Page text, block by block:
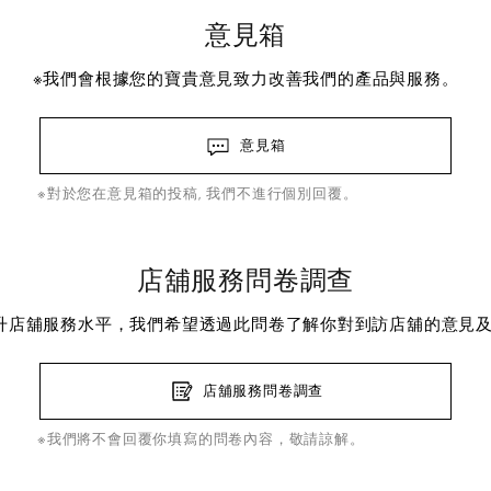
意見箱
※我們會根據您的寶貴意見致力改善我們的產品與服務。
意見箱
※對於您在意見箱的投稿, 我們不進行個別回覆。
店舖服務問卷調查
店舖服務水平，我們希望透過此問卷了解你對到訪店舖的意見
店舖服務問卷調查
※我們將不會回覆你填寫的問卷內容，敬請諒解。